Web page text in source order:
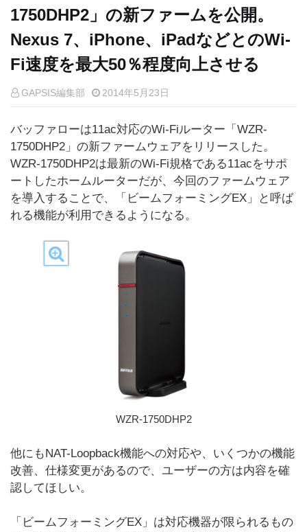
1750DHP2」の新ファームを公開。
Nexus 7、iPhone、iPadなどとのWi-
Fi速度を最大50％程度向上させる
GAPSIS編集部 2014年5月23日
バッファローは11ac対応のWi-Fiルーター「WZR-
1750DHP2」の新ファームウェアをリリースした。
WZR-1750DHP2は最新のWi-Fi規格である11acをサポ
ートしたホームルーターだが、今回のファームウェア
を導入することで、「ビームフォーミングEX」と呼ば
れる機能が利用できるようになる。
WZR-1750DHP2
他にもNAT-Loopback機能への対応や、いくつかの機能
改善、仕様変更があるので、ユーザーの方は内容を確
認してほしい。
「ビームフォーミングEX」は対応機器が限られるもの